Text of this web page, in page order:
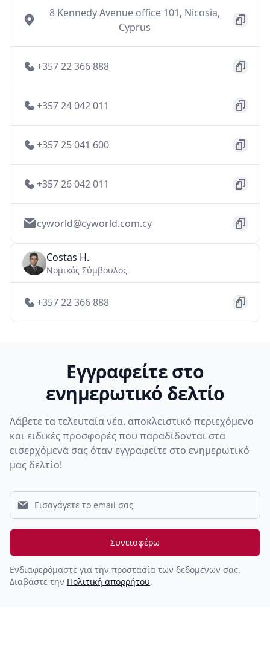
8 Kennedy Avenue office 101, Nicosia,
Cyprus
+357 22 366 888
+357 24 042 011
+357 25 041 600
+357 26 042 011
cyworld@cyworld.com.cy
Costas H.
Νομικός Σύμβουλος
+357 22 366 888
Εγγραφείτε στο
ενημερωτικό δελτίο
Λάβετε τα τελευταία νέα, αποκλειστικό περιεχόμενο
και ειδικές προσφορές που παραδίδονται στα
εισερχόμενά σας όταν εγγραφείτε στο ενημερωτικό
μας δελτίο!
Συνεισφέρω
Ενδιαφερόμαστε για την προστασία των δεδομένων σας.
Διαβάστε την Πολιτική απορρήτου.